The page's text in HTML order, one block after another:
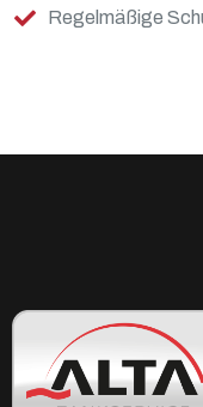
Regelmäßige